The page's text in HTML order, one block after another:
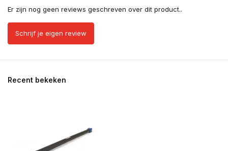
Er zijn nog geen reviews geschreven over dit product..
Schrijf je eigen review
Recent bekeken